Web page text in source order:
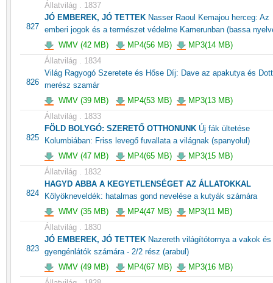
827
Állatvilág . 1837
JÓ EMBEREK, JÓ TETTEK Nasser Raoul Kemajou herceg: Az
emberi jogok és a természet védelme Kamerunban (bassa
WMV (42 MB)
MP4(56 MB) MP3(14 MB)
826
Állatvilág . 1834
Világ Ragyogó Szeretete és Hőse Díj: Dave az apakutya és
merész szamár
WMV (39 MB)
MP4(53 MB) MP3(13 MB)
825
Állatvilág . 1833
FÖLD BOLYGÓ: SZERETŐ OTTHONUNK Új fák ültetése
Kolumbiában: Friss levegő fuvallata a világnak (spanyolul)
WMV (47 MB)
MP4(65 MB) MP3(15 MB)
824
Állatvilág . 1832
HAGYD ABBA A KEGYETLENSÉGET AZ ÁLLATOKKAL
Kölyökneveldék: hatalmas gond nevelése a kutyák számára
WMV (35 MB)
MP4(47 MB) MP3(11 MB)
823
Állatvilág . 1830
JÓ EMBEREK, JÓ TETTEK Nazereth világítótornya a vakok és
gyengénlátók számára - 2/2 rész (arabul)
WMV (49 MB)
MP4(67 MB)
MP3(16 MB)